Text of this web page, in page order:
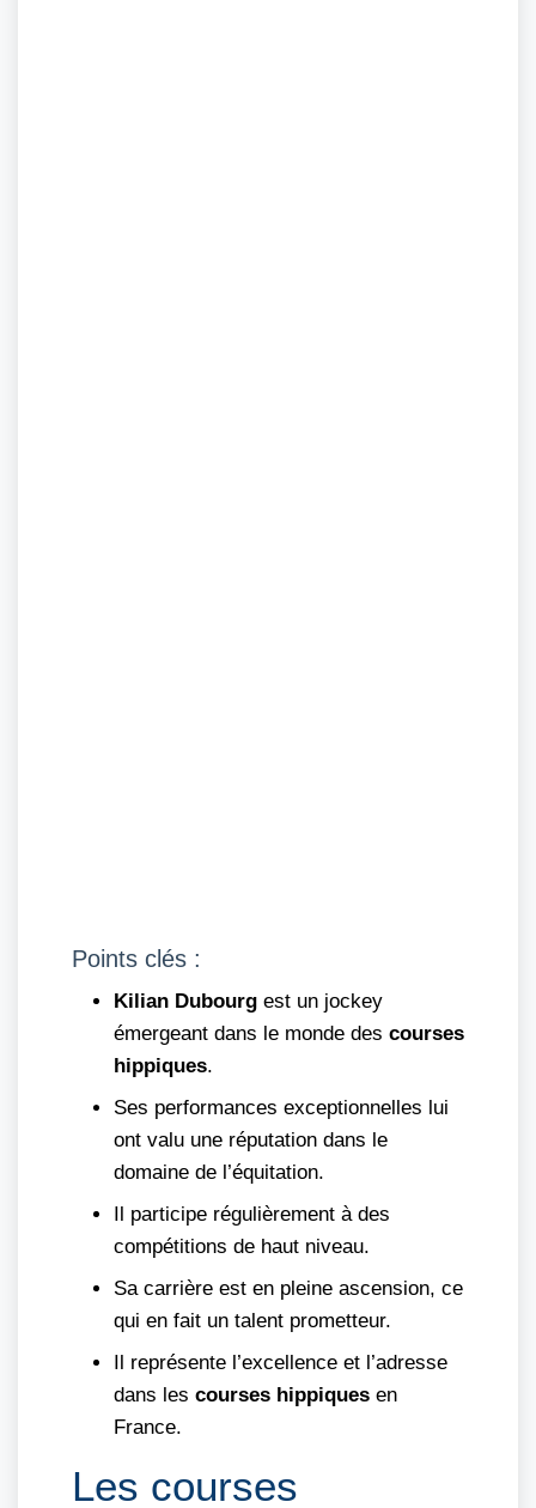
Points clés :
Kilian Dubourg est un jockey
émergeant dans le monde des courses
hippiques.
Ses performances exceptionnelles lui
ont valu une réputation dans le
domaine de l’équitation.
Il participe régulièrement à des
compétitions de haut niveau.
Sa carrière est en pleine ascension, ce
qui en fait un talent prometteur.
Il représente l’excellence et l’adresse
dans les courses hippiques en
France.
Les courses